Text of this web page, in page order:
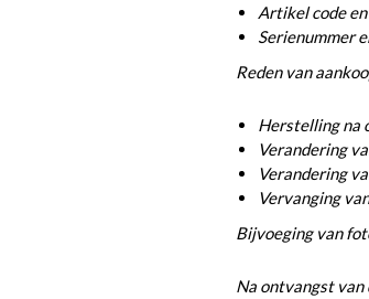
Artikel code
Serienummer
Reden van
Herstelling na
Verandering
Verandering
Vervanging
Bijvoeging van
Na ontvangst